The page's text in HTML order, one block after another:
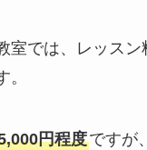
室では、レッスン
円程度ですが